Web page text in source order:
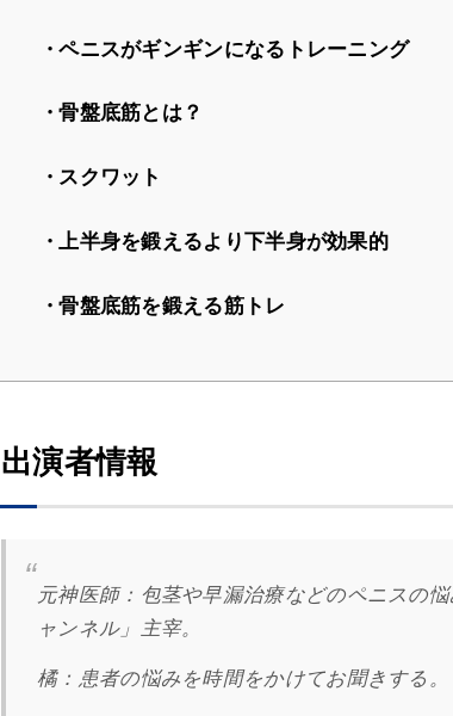
ペニスがギンギンになるトレーニング
骨盤底筋とは？
スクワット
上半身を鍛えるより下半身が効果的
骨盤底筋を鍛える筋トレ
出演者情報
元神医師： 包茎や早漏治療などのペニスの
ャンネル」主宰。
橘： 患者の悩みを時間をかけてお聞きする